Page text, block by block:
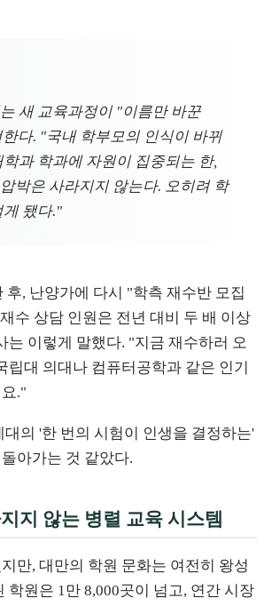
새 교육과정이 "이름만 바꾼
다. "국내 학부모의 인식이 바뀌
과 학과에 자원이 집중되는 한,
박은 사라지지 않는다. 오히려 학
게 됐다."
후, 난양가에 다시 "학측 재수반 모집
수 상담 인원은 전년 대비 두 배 이상
는 이렇게 말했다. "지금 재수하러 오
립대 의대나 컴퓨터공학과 같은 인기
."
의 '한 번의 시험이 인생을 결정하는'
아가는 것 같았다.
지 않는 병렬 교육 시스템
만, 대만의 학원 문화는 여전히 왕성
학원은 1만 8,000곳이 넘고, 연간 시장